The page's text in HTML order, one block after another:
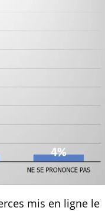
mis en ligne le